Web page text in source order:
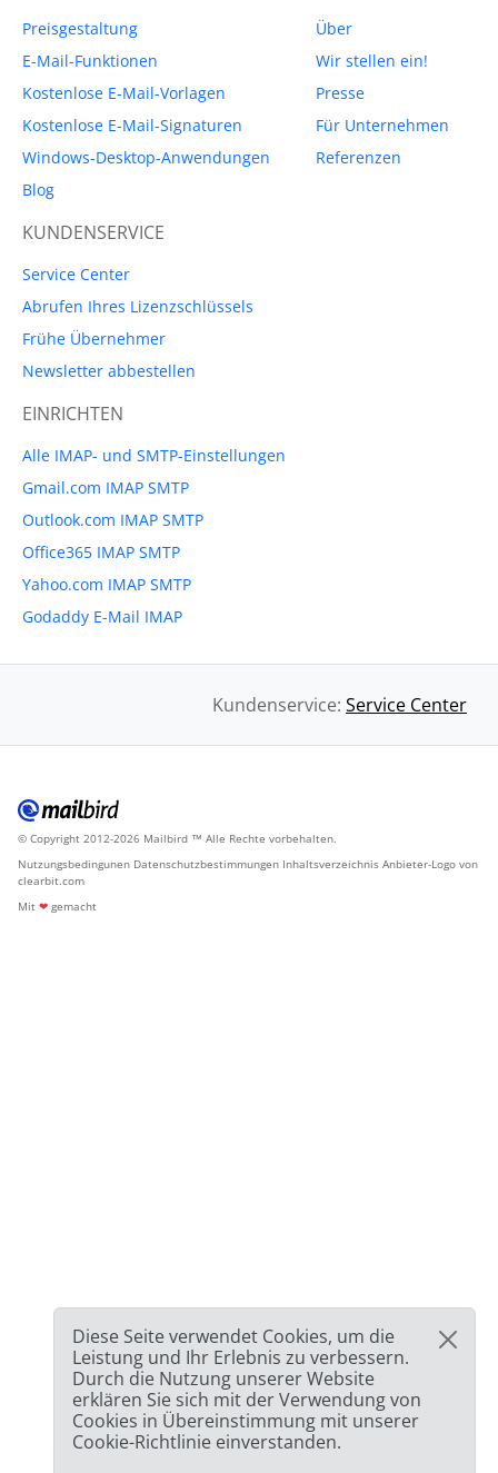
Preisgestaltung
E-Mail-Funktionen
Kostenlose E-Mail-Vorlagen
Kostenlose E-Mail-Signaturen
Windows-Desktop-Anwendungen
Blog
Über
Wir stellen ein!
Presse
Für Unternehmen
Referenzen
KUNDENSERVICE
Service Center
Abrufen Ihres Lizenzschlüssels
Frühe Übernehmer
Newsletter abbestellen
EINRICHTEN
Alle IMAP- und SMTP-Einstellungen
Gmail.com IMAP SMTP
Outlook.com IMAP SMTP
Office365 IMAP SMTP
Yahoo.com IMAP SMTP
Godaddy E-Mail IMAP
Kundenservice: Service Center
© Copyright 2012-2026 Mailbird ™ Alle Rechte vorbehalten.
Nutzungsbedingunen Datenschutzbestimmungen Inhaltsverzeichnis Anbieter-Logo von
clearbit.com
Mit ❤ gemacht
Diese Seite verwendet Cookies, um die
Leistung und Ihr Erlebnis zu verbessern.
Durch die Nutzung unserer Website
erklären Sie sich mit der Verwendung von
Cookies in Übereinstimmung mit unserer
Cookie-Richtlinie einverstanden.
🎉SPEZIAL ANGEBOT: